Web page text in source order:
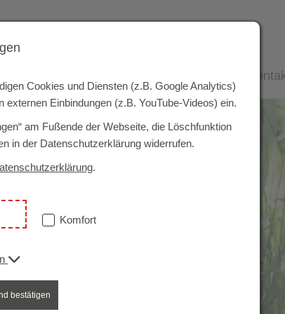
Cookies und Diensten (z.B. Google Analytics)
Einbindungen (z.B. YouTube-Videos) ein.
am Fußende der Webseite, die Löschfunktion
in der Datenschutzerklärung widerrufen.
.
Komfort
bestätigen